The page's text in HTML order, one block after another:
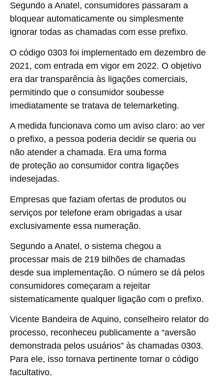
Segundo a Anatel, consumidores passaram a
bloquear automaticamente ou simplesmente
ignorar todas as chamadas com esse prefixo.
O código 0303 foi implementado em dezembro de
2021, com entrada em vigor em 2022. O objetivo
era dar transparência às ligações comerciais,
permitindo que o consumidor soubesse
imediatamente se tratava de telemarketing.
A medida funcionava como um aviso claro: ao ver
o prefixo, a pessoa poderia decidir se queria ou
não atender a chamada. Era uma forma
de proteção ao consumidor contra ligações
indesejadas.
Empresas que faziam ofertas de produtos ou
serviços por telefone eram obrigadas a usar
exclusivamente essa numeração.
Segundo a Anatel, o sistema chegou a
processar mais de 219 bilhões de chamadas
desde sua implementação. O número se dá pelos
consumidores começaram a rejeitar
sistematicamente qualquer ligação com o prefixo.
Vicente Bandeira de Aquino, conselheiro relator do
processo, reconheceu publicamente a “aversão
demonstrada pelos usuários” às chamadas 0303.
Para ele, isso tornava pertinente tornar o código
facultativo.